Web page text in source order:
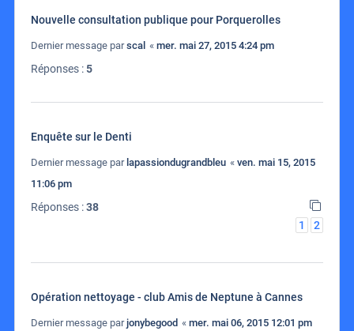
Nouvelle consultation publique pour Porquerolles
Dernier message parscal « mer. mai 27, 2015 4:24 pm
Réponses :5
Enquête sur le Denti
Dernier message par lapassiondugrandbleu « ven. mai 15, 2015
11:06 pm
Réponses :38
1
2
Opération nettoyage - club Amis de Neptune à Cannes
Dernier message parjonybegood « mer. mai 06, 2015 12:01 pm